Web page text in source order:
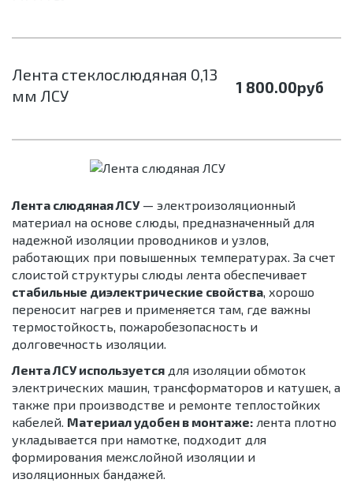
Лента стеклослюдяная 0,13
мм ЛСУ
1 800.00руб
Лента слюдяная ЛСУ— электроизоляционный
материал на основе слюды, предназначенный для
надежной изоляции проводников и узлов,
работающих при повышенных температурах. За счет
слоистой структуры слюды лента обеспечивает
стабильные диэлектрические свойства, хорошо
переносит нагрев и применяется там, где важны
термостойкость, пожаробезопасность и
долговечность изоляции.
Лента ЛСУ используется для изоляции обмоток
электрических машин, трансформаторов и катушек, а
также при производстве и ремонте теплостойких
кабелей. Материал удобен в монтаже: лента плотно
укладывается при намотке, подходит для
формирования межслойной изоляции и
изоляционных бандажей.